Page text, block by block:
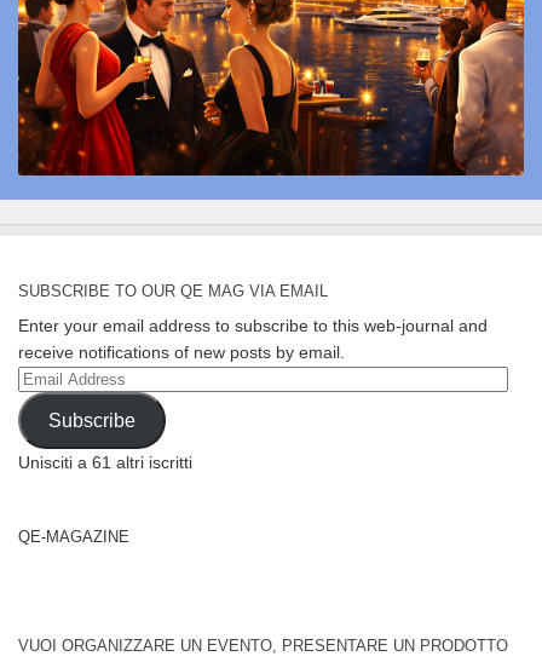
SUBSCRIBE TO OUR QE MAG VIA EMAIL
Enter your email address to subscribe to this web-journal and
receive notifications of new posts by email.
Email
Address
Subscribe
Unisciti a 61 altri iscritti
QE-MAGAZINE
VUOI ORGANIZZARE UN EVENTO, PRESENTARE UN PRODOTTO